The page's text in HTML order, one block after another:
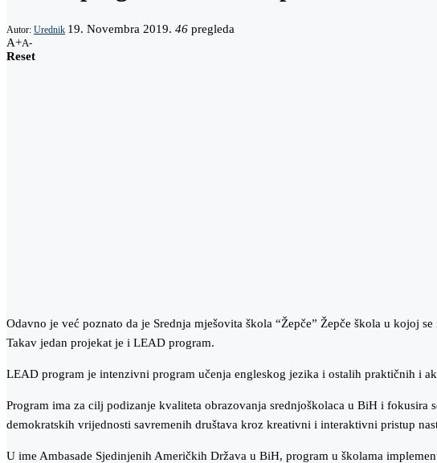
Autor: Urednik 19. Novembra 2019. 46 pregleda
A+A-
Reset
Odavno je već poznato da je Srednja mješovita škola “Žepče” Žepče škola u kojoj
Takav jedan projekat je i LEAD program.
LEAD program je intenzivni program učenja engleskog jezika i ostalih praktičnih i
Program ima za cilj podizanje kvaliteta obrazovanja srednjoškolaca u BiH i
demokratskih vrijednosti savremenih društava kroz kreativni i interaktivni pristup
U ime Ambasade Sjedinjenih Američkih Država u BiH, program u školama